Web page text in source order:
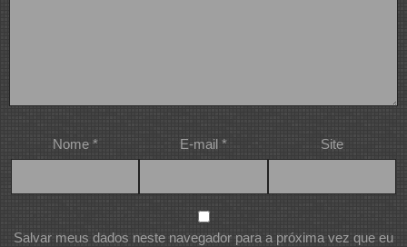
Nome * E-mail * Site
Salvar meus dados neste navegador para a próxima vez que eu